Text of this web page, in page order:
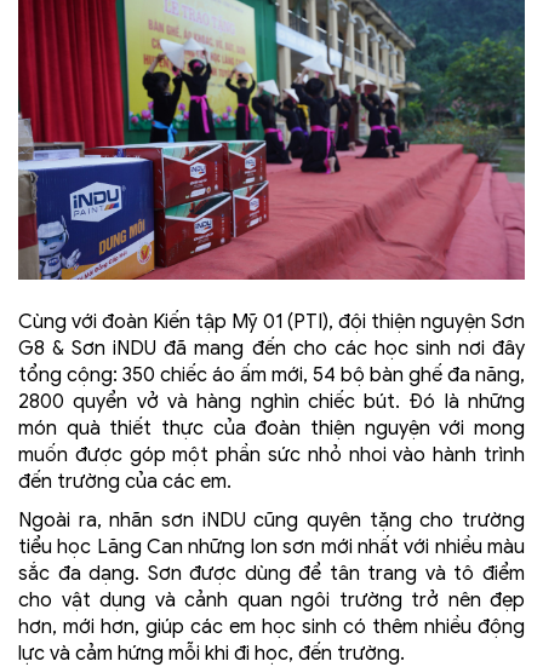
Cùng với đoàn Kiến tập Mỹ 01 (PTI), đội thiện nguyện Sơn
G8 & Sơn iNDU đã mang đến cho các học sinh nơi đây
tổng cộng: 350 chiếc áo ấm mới, 54 bộ bàn ghế đa năng,
2800 quyển vở và hàng nghìn chiếc bút. Đó là những
món quà thiết thực của đoàn thiện nguyện với mong
muốn được góp một phần sức nhỏ nhoi vào hành trình
đến trường của các em.
Ngoài ra, nhãn sơn iNDU cũng quyên tặng cho trường
tiểu học Lăng Can những lon sơn mới nhất với nhiều màu
sắc đa dạng. Sơn được dùng để tân trang và tô điểm
cho vật dụng và cảnh quan ngôi trường trở nên đẹp
hơn, mới hơn, giúp các em học sinh có thêm nhiều động
lực và cảm hứng mỗi khi đi học, đến trường.